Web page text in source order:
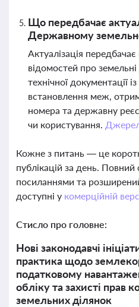
Що передбачає
Державному
Актуалізація
відомостей про
технічної документації
встановлення меж,
номера та державну
чи користування.
Кожне з питань — це
публікацій за день.
посиланнями та
доступні у комерційній
Стисло про головне:
Нові законодавчі
практика щодо
податковому
обліку та захисті прав
земельних ділянок